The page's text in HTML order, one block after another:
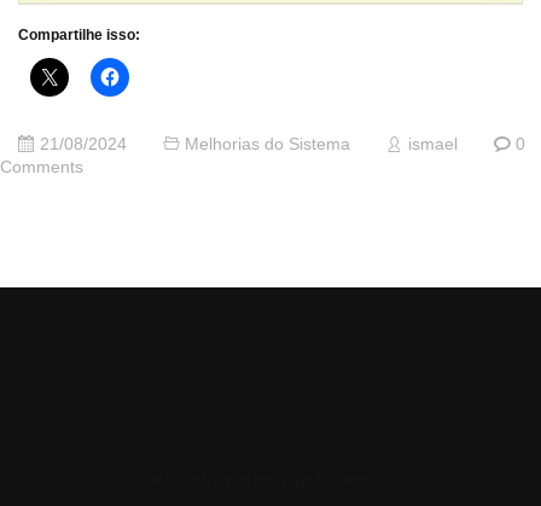
Compartilhe isso:
21/08/2024 Melhorias do Sistema ismael
0
Comments